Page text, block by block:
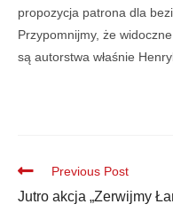
propozycja patrona dla
Przypomnijmy, że
są autorstwa właśnie
Previous Post
Jutro akcja „Zerwijmy